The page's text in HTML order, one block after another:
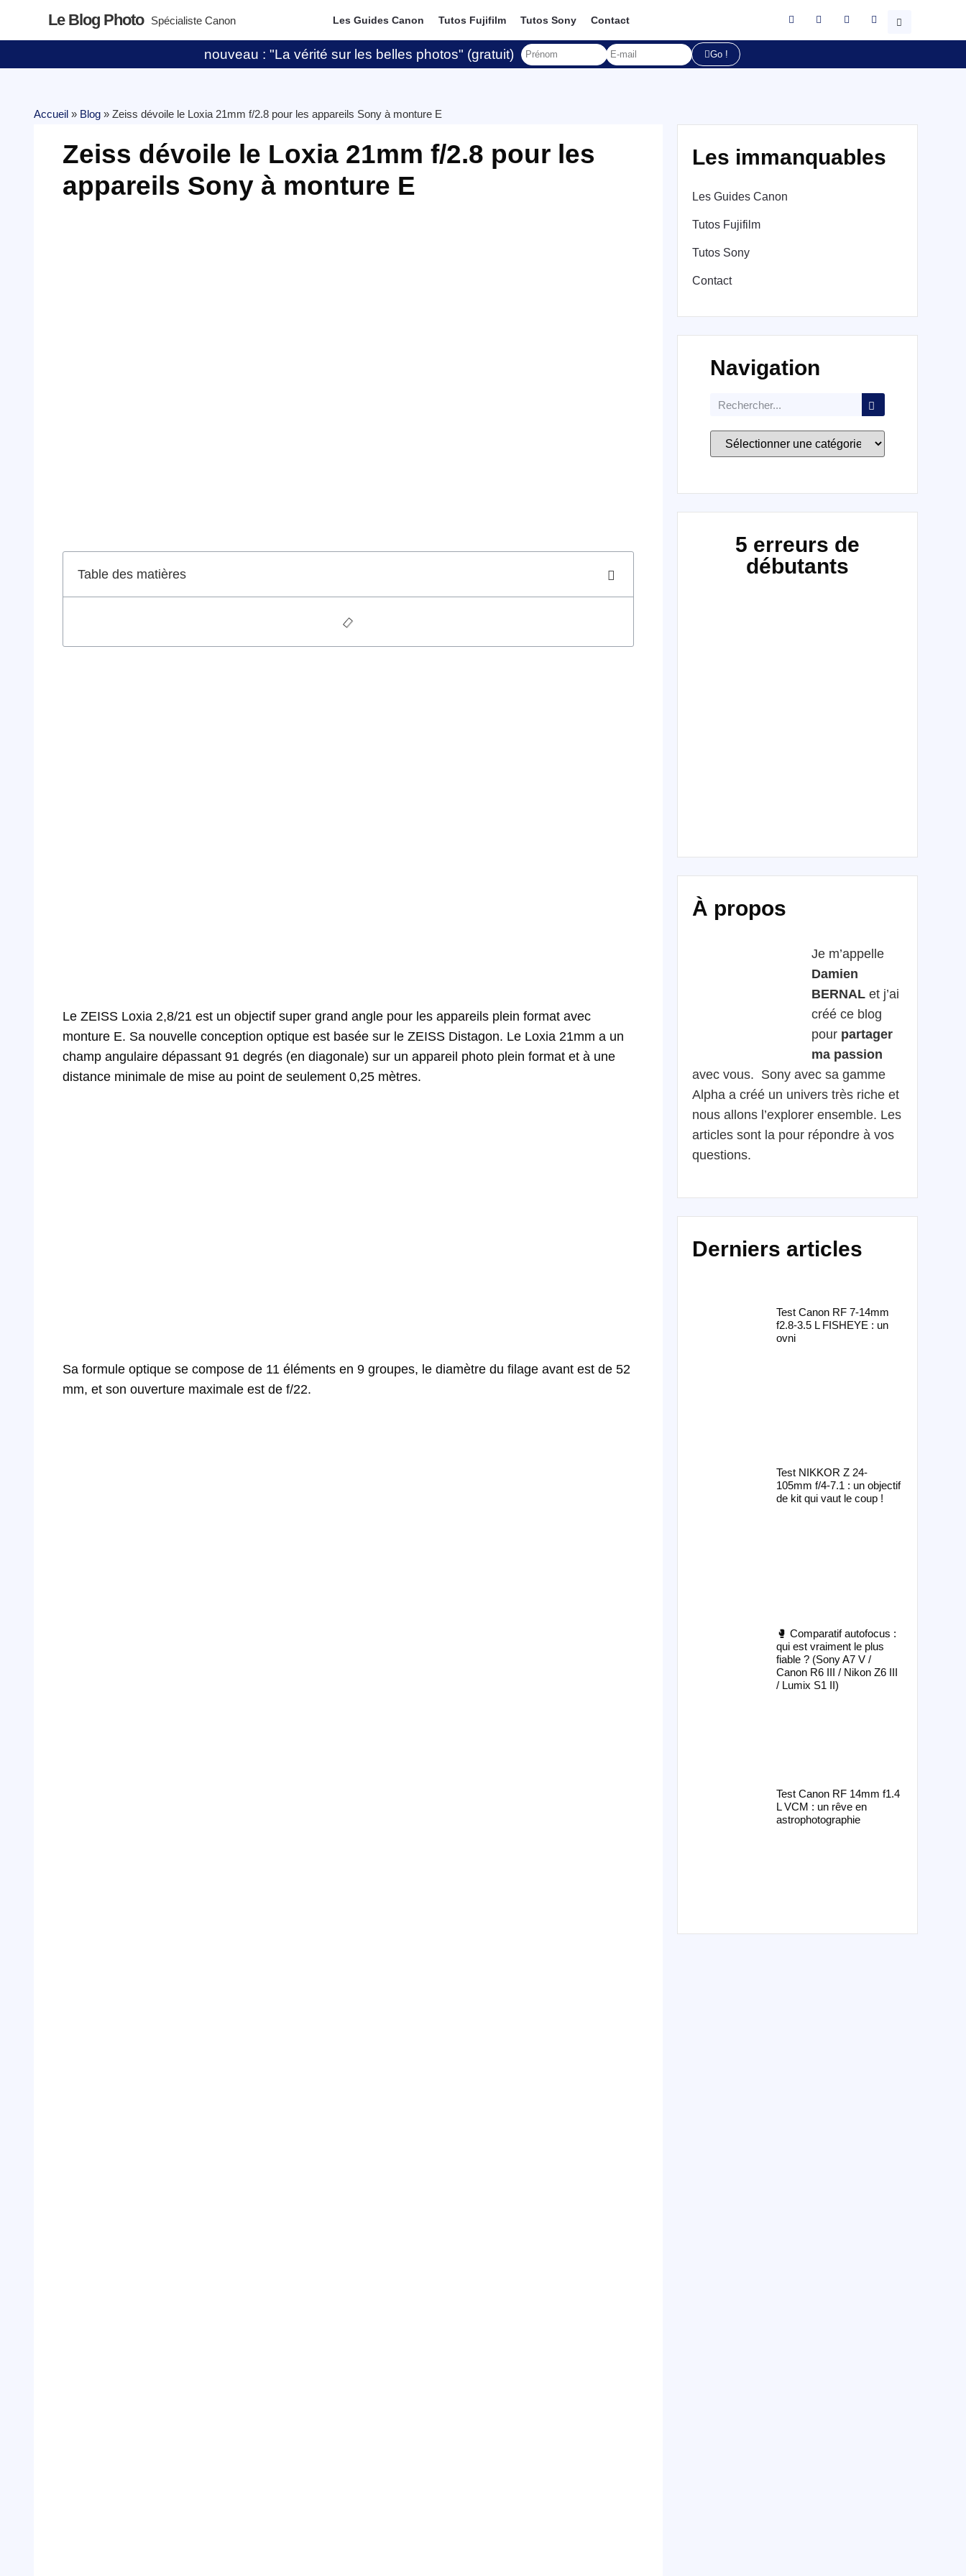
Le Blog Photo Spécialiste Canon Les Guides Canon Tutos Fujifilm Tutos Sony Contact
nouveau : "La vérité sur les belles photos" (gratuit) Go !
Accueil » Blog » Zeiss dévoile le Loxia 21mm f/2.8 pour les appareils Sony à monture E
Zeiss dévoile le Loxia 21mm f/2.8 pour les
appareils Sony à monture E
Table des matières
Le ZEISS Loxia 2,8/21 est un objectif super grand angle pour les appareils plein format avec
monture E. Sa nouvelle conception optique est basée sur le ZEISS Distagon. Le Loxia 21mm a un
champ angulaire dépassant 91 degrés (en diagonale) sur un appareil photo plein format et à une
distance minimale de mise au point de seulement 0,25 mètres.
Sa formule optique se compose de 11 éléments en 9 groupes, le diamètre du filage avant est de 52
mm, et son ouverture maximale est de f/22.
Les immanquables
Les Guides Canon
Tutos Fujifilm
Tutos Sony
Contact
Navigation
5 erreurs de
débutants
À propos
Je m’appelle
Damien
BERNAL et j’ai
créé ce blog
pour partager
ma passion
avec vous. Sony avec sa gamme
Alpha a créé un univers très riche et
nous allons l’explorer ensemble. Les
articles sont la pour répondre à vos
questions.
Derniers articles
Test Canon RF 7-14mm
f2.8-3.5 L FISHEYE : un
ovni
Test NIKKOR Z 24-
105mm f/4-7.1 : un objectif
de kit qui vaut le coup !
🥊 Comparatif autofocus :
qui est vraiment le plus
fiable ? (Sony A7 V /
Canon R6 III / Nikon Z6 III
/ Lumix S1 II)
Test Canon RF 14mm f1.4
L VCM : un rêve en
astrophotographie